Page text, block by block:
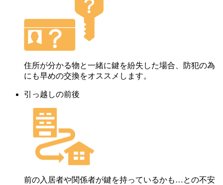
住所が分かる物と一緒に鍵を紛失した場合、防犯の為
にも早めの交換をオススメします。
引っ越しの前後
前の入居者や関係者が鍵を持っているかも…との不安